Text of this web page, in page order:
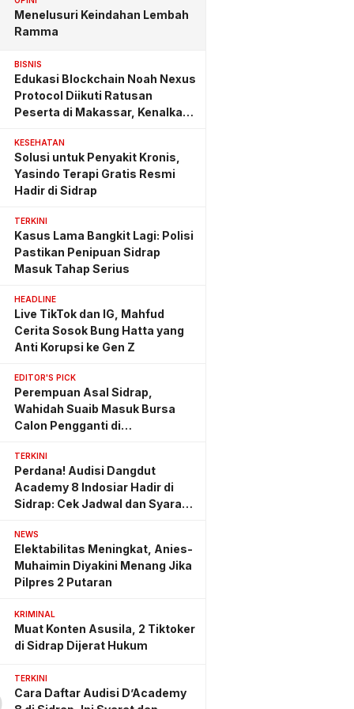
Menelusuri Keindahan Lembah
Ramma
BISNIS
Edukasi Blockchain Noah Nexus
Protocol Diikuti Ratusan
Peserta di Makassar, Kenalkan
KESEHATAN
Solusi untuk Penyakit Kronis,
Yasindo Terapi Gratis Resmi
Hadir di Sidrap
TERKINI
Kasus Lama Bangkit Lagi: Polisi
Pastikan Penipuan Sidrap
Masuk Tahap Serius
HEADLINE
Live TikTok dan IG, Mahfud
Cerita Sosok Bung Hatta yang
Anti Korupsi ke Gen Z
EDITOR'S PICK
Perempuan Asal Sidrap,
Wahidah Suaib Masuk Bursa
Calon Pengganti di
TERKINI
Perdana! Audisi Dangdut
Academy 8 Indosiar Hadir di
Sidrap: Cek Jadwal dan Syarat
NEWS
Elektabilitas Meningkat, Anies-
Muhaimin Diyakini Menang Jika
Pilpres 2 Putaran
KRIMINAL
Muat Konten Asusila, 2 Tiktoker
di Sidrap Dijerat Hukum
TERKINI
Cara Daftar Audisi D’Academy